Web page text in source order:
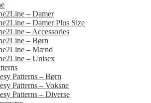
– Damer
– Damer Plus Size
– Accessories
– Børn
– Mænd
– Unisex
Patterns – Børn
Patterns – Voksne
Patterns – Diverse